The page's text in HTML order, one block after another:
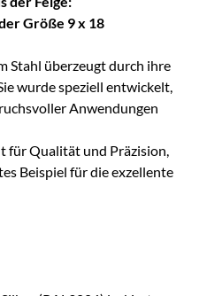
Größe 9 x 18
Stahl überzeugt durch ihre
wurde speziell entwickelt,
Anwendungen
für Qualität und Präzision,
Beispiel für die exzellente